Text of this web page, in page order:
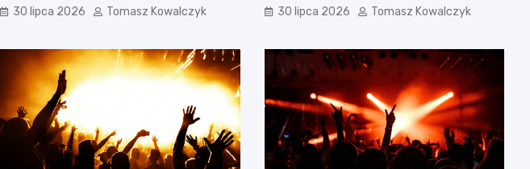
30 lipca 2026 Tomasz Kowalczyk 30 lipca 2026 Tomasz Kowalczyk